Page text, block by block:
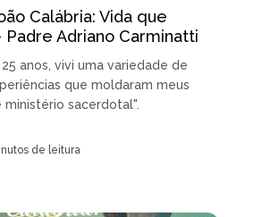
Calábria: Vida que
Padre Adriano Carminatti
anos, vivi uma variedade de
que moldaram meus
ministério sacerdotal".
de leitura